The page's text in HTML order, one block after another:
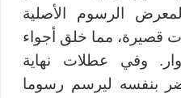
الرسوم الأصلية
قصيرة، مما خلق أجواء
وفي عطلات نهاية
بنفسه ليرسم رسوما